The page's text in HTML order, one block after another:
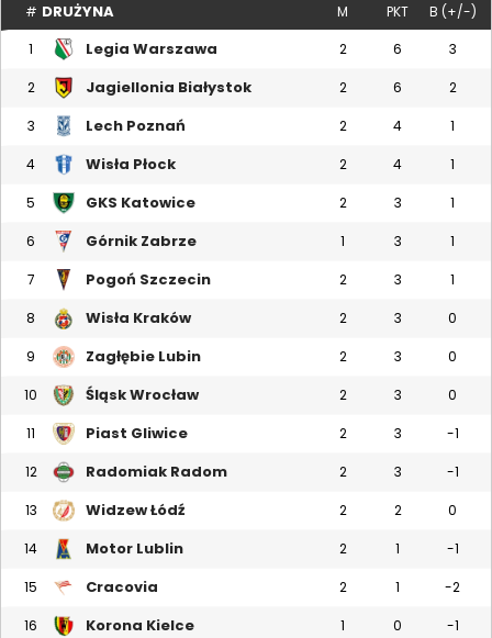
# DRUŻYNA M PKT B (+/-)
1 Legia Warszawa 2 6 3
2 Jagiellonia Białystok 2 6 2
3 Lech Poznań 2 4 1
4 Wisła Płock 2 4 1
5 GKS Katowice 2 3 1
6 Górnik Zabrze 1 3 1
7 Pogoń Szczecin 2 3 1
8 Wisła Kraków 2 3 0
9 Zagłębie Lubin 2 3 0
10 Śląsk Wrocław 2 3 0
11 Piast Gliwice 2 3 -1
12 Radomiak Radom 2 3 -1
13 Widzew Łódź 2 2 0
14 Motor Lublin 2 1 -1
15 Cracovia 2 1 -2
16 Korona Kielce 1 0 -1